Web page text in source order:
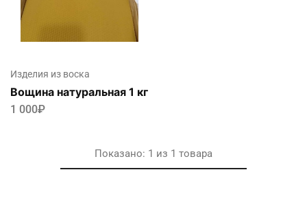
Изделия из воска
Вощина натуральная 1 кг
1 000₽
Показано: 1 из 1 товара